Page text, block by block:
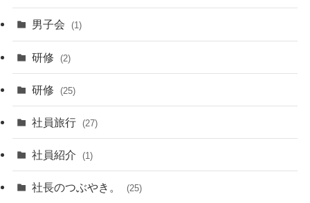
男子会 (1)
研修 (2)
研修 (25)
社員旅行 (27)
社員紹介 (1)
社長のつぶやき。 (25)